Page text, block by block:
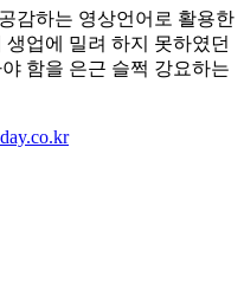
감하는 영상언어로 활용한
업에 밀려 하지 못하였던
함을 은근 슬쩍 강요하는